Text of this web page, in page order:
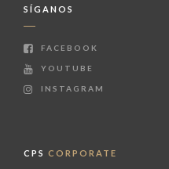
SÍGANOS
FACEBOOK
YOUTUBE
INSTAGRAM
CPS CORPORATE